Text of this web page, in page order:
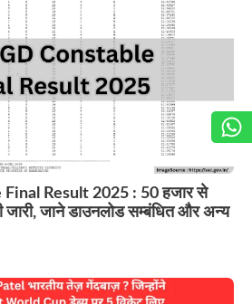
Final Result 2025 : 50 हजार से
जारी, जाने डाउनलोड सम्बंधित और अन्य